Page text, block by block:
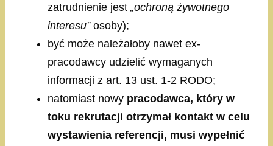
zatrudnienie jest „ochroną żywotnego
interesu”osoby);
być może należałoby nawet ex-
pracodawcy udzielić wymaganych
informacji z art. 13 ust. 1-2 RODO;
natomiast nowy pracodawca, który w
toku rekrutacji otrzymał kontakt w celu
wystawienia referencji, musi wypełnić